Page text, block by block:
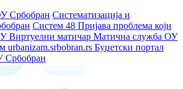
Србобран Систематизација и
Систем 48 Пријава проблема који
Виртуелни матичар Матична служба ОУ
urbanizam.srbobran.rs Буџетски портал
Србобран